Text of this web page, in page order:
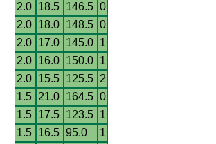
2.0
18.5 146.5 0
2.0
18.0 148.5 0
2.0
17.0 145.0
1
2.0
16.0 150.0
1
2.0
15.5 125.5
2
1.5
21.0 164.5 0
1.5
17.5 123.5
1
1.5
16.5 95.0
1